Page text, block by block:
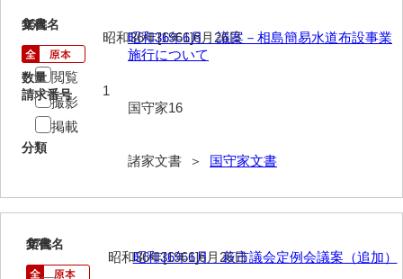
河野家文書（美祢市）
神田一・二宮関係文書
16
文書名
昭和36年6月 議案－相島簡易水道布設事業
施行について
請求番号
国守家16
分類
諸家文書 ＞ 国守家文書
年代
昭和36年[1961]6月26日
数量
1
閲覧
撮影
掲載
17
文書名
昭和36年6月 萩市議会定例会議案（追加）
年代
昭和36年[1961]6月26日